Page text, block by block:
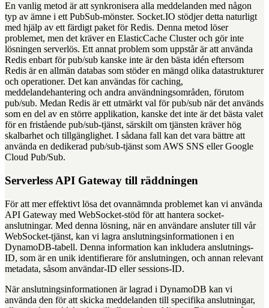
En vanlig metod är att synkronisera alla meddelanden med någon
typ av ämne i ett PubSub-mönster. Socket.IO stödjer detta naturligt
med hjälp av ett färdigt paket för Redis. Denna metod löser
problemet, men det kräver en ElasticCache Cluster och gör inte
lösningen serverlös. Ett annat problem som uppstår är att använda
Redis enbart för pub/sub kanske inte är den bästa idén eftersom
Redis är en allmän databas som stöder en mängd olika datastrukturer
och operationer. Det kan användas för caching,
meddelandehantering och andra användningsområden, förutom
pub/sub. Medan Redis är ett utmärkt val för pub/sub när det används
som en del av en större applikation, kanske det inte är det bästa valet
för en fristående pub/sub-tjänst, särskilt om tjänsten kräver hög
skalbarhet och tillgänglighet. I sådana fall kan det vara bättre att
använda en dedikerad pub/sub-tjänst som AWS SNS eller Google
Cloud Pub/Sub.
Serverless API Gateway till räddningen
För att mer effektivt lösa det ovannämnda problemet kan vi använda
API Gateway med WebSocket-stöd för att hantera socket-
anslutningar. Med denna lösning, när en användare ansluter till vår
WebSocket-tjänst, kan vi lagra anslutningsinformationen i en
DynamoDB-tabell. Denna information kan inkludera anslutnings-
ID, som är en unik identifierare för anslutningen, och annan relevant
metadata, såsom användar-ID eller sessions-ID.
När anslutningsinformationen är lagrad i DynamoDB kan vi
använda den för att skicka meddelanden till specifika anslutningar,